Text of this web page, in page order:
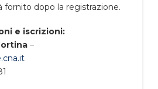
fornito dopo la registrazione.
e iscrizioni:
–